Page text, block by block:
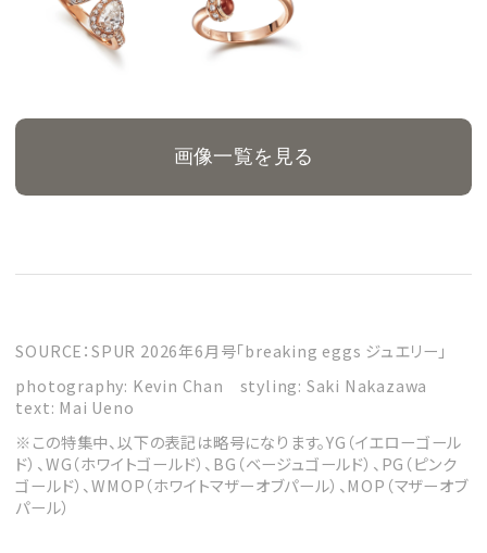
画像一覧を見る
SOURCE：SPUR 2026年6月号「breaking eggs ジュエリー」
photography: Kevin Chan styling: Saki Nakazawa
text: Mai Ueno
※この特集中、以下の表記は略号になります。YG（イエローゴール
ド）、WG（ホワイトゴールド）、BG（ベージュゴールド）、PG（ピンク
ゴールド）、WMOP（ホワイトマザーオブパール）、MOP（マザーオブ
パール）